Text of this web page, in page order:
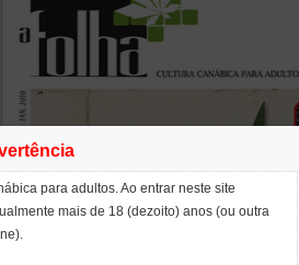
para adultos. Ao entrar neste site
mais de 18 (dezoito) anos (ou outra